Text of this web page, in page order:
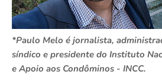
*Paulo Melo é jornalista,
síndico e presidente do Instituto
e Apoio aos Condôminos - INCC.